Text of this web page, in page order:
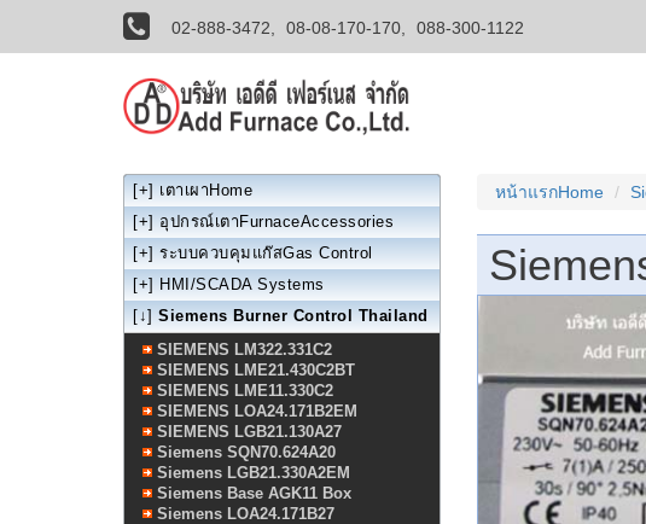
02-888-3472, 08-08-170-170, 088-300-1122
หน้าแรกHome
[+] เตาเผาHome
[+] อุปกรณ์เตาFurnaceAccessories
[+] ระบบควบคุมแก๊สGas Control
[+] HMI/SCADA Systems
[↓] Siemens Burner Control Thailand
SIEMENS LM322.331C2
SIEMENS LME21.430C2BT
SIEMENS LME11.330C2
SIEMENS LOA24.171B2EM
SIEMENS LGB21.130A27
Siemens SQN70.624A20
Siemens LGB21.330A2EM
Siemens Base AGK11 Box
Siemens LOA24.171B27